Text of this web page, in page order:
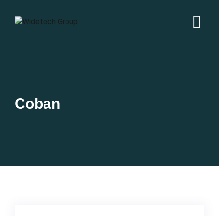
Coban